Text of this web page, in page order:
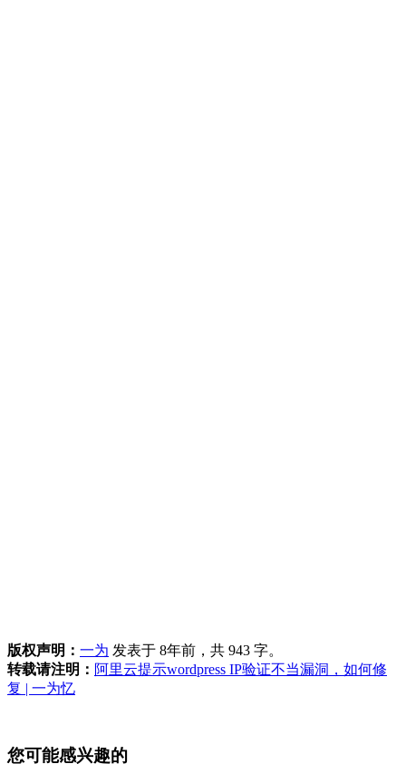
版权声明： 一为 发表于 8年前，共 943 字。
转载请注明： 阿里云提示wordpress IP验证不当漏洞，如何修
复 | 一为忆
您可能感兴趣的